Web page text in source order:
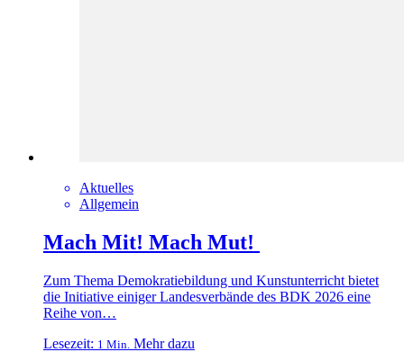
Aktuelles
Allgemein
Mach Mit! Mach Mut!
Zum Thema Demokratiebildung und Kunstunterricht bietet
die Initiative einiger Landesverbände des BDK 2026 eine
Reihe von…
Lesezeit: 1 Min. Mehr dazu